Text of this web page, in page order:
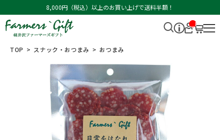
8,000円（税込）以上のお買い上げで送料半額！
__I
T
TOP スナック・おつまみ おつまみ